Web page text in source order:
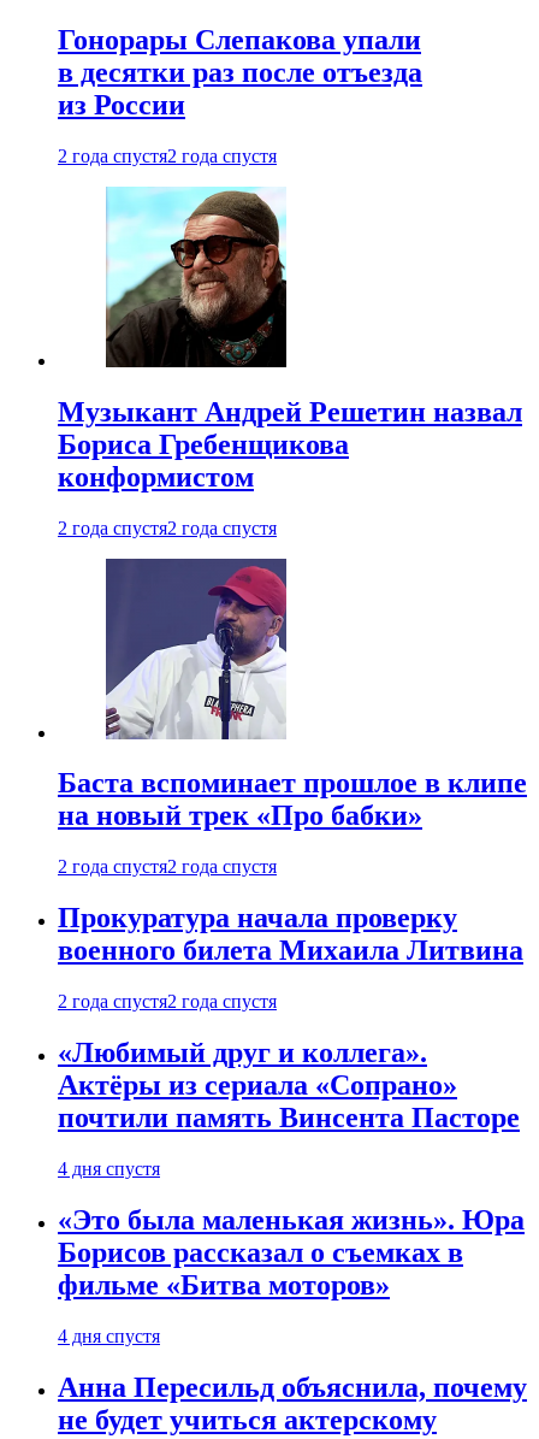
Гонорары Слепакова упали
в десятки раз после отъезда
из России
2 года спустя2 года спустя
Музыкант Андрей Решетин назвал
Бориса Гребенщикова
конформистом
2 года спустя2 года спустя
Баста вспоминает прошлое в клипе
на новый трек «Про бабки»
2 года спустя2 года спустя
Прокуратура начала проверку
военного билета Михаила Литвина
2 года спустя2 года спустя
«Любимый друг и коллега».
Актёры из сериала «Сопрано»
почтили память Винсента Пасторе
4 дня спустя
«Это была маленькая жизнь». Юра
Борисов рассказал о съемках в
фильме «Битва моторов»
4 дня спустя
Анна Пересильд объяснила, почему
не будет учиться актерскому